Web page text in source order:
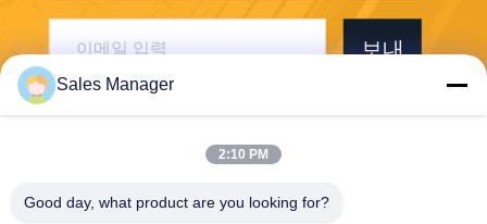
보내
Sales Manager
2:10 PM
Good day, what product are you looking for?